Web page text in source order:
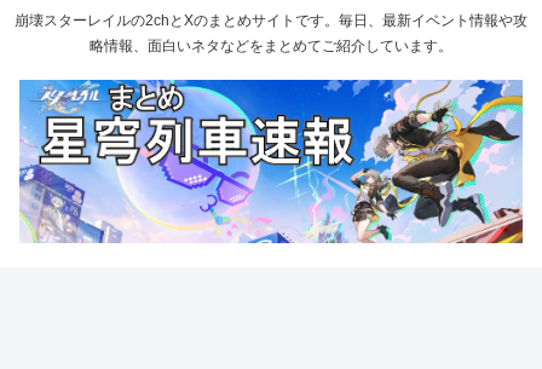
崩壊スターレイルの2chとXのまとめサイトです。毎日、最新イベント情報や攻
略情報、面白いネタなどをまとめてご紹介しています。